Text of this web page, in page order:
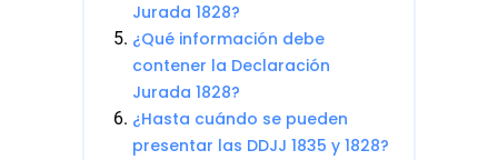
Jurada 1828?
¿Qué información debe
contener la Declaración
Jurada 1828?
¿Hasta cuándo se pueden
presentar las DDJJ 1835 y 1828?